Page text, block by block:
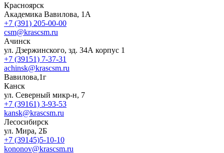
Красноярск
Академика Вавилова, 1А
+7 (391) 205-00-00
csm@krascsm.ru
Ачинск
ул. Дзержинского, зд. 34А корпус 1
+7 (39151) 7-37-31
achinsk@krascsm.ru
Вавилова,1г
Канск
ул. Северный микр-н, 7
+7 (39161) 3-93-53
kansk@krascsm.ru
Лесосибирск
ул. Мира, 2Б
+7 (39145)5-10-10
kononov@krascsm.ru